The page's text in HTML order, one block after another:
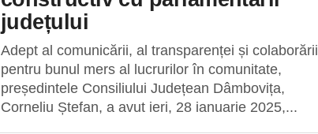
județului
Adept al comunicării, al transparenței și colaborării
pentru bunul mers al lucrurilor în comunitate,
președintele Consiliului Județean Dâmbovița,
Corneliu Ștefan, a avut ieri, 28 ianuarie 2025,...